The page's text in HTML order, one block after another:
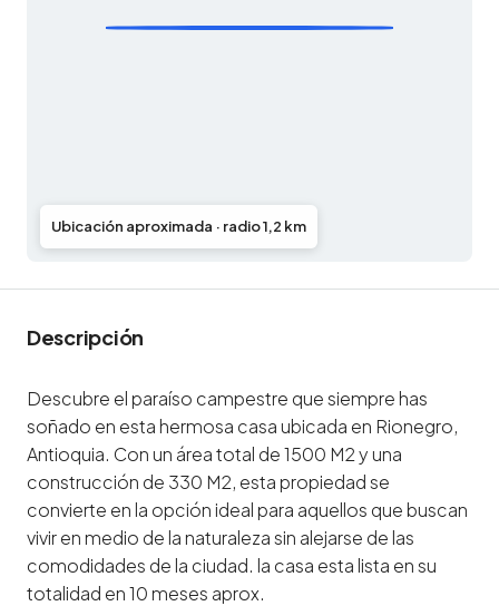
Ubicación aproximada · radio 1,2 km
Descripción
Descubre el paraíso campestre que siempre has
soñado en esta hermosa casa ubicada en Rionegro,
Antioquia. Con un área total de 1500 M2 y una
construcción de 330 M2, esta propiedad se
convierte en la opción ideal para aquellos que buscan
vivir en medio de la naturaleza sin alejarse de las
comodidades de la ciudad. la casa esta lista en su
totalidad en 10 meses aprox.